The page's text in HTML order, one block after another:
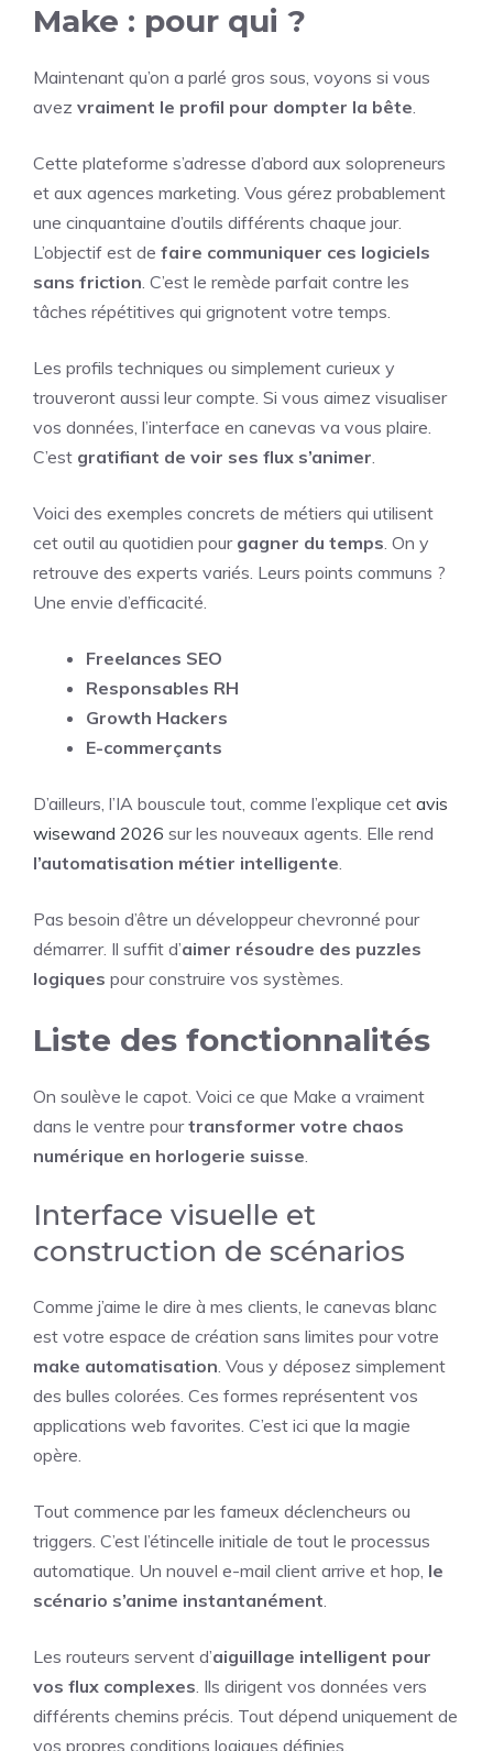
Make : pour qui ?
Maintenant qu’on a parlé gros sous, voyons si vous
avez vraiment le profil pour dompter la bête
Cette plateforme s’adresse d’abord aux solopreneurs
et aux agences marketing. Vous gérez probablement
une cinquantaine d’outils différents chaque jour.
L’objectif est de faire communiquer ces logiciels
sans friction . C’est le remède parfait contre les
tâches répétitives qui grignotent votre temps.
Les profils techniques ou simplement curieux y
trouveront aussi leur compte. Si vous aimez visualiser
vos données, l’interface en canevas va vous plaire.
C’est gratifiant de voir ses flux s’animer
Voici des exemples concrets de métiers qui utilisent
cet outil au quotidien pour gagner du temps . On y
retrouve des experts variés. Leurs points communs ?
Une envie d’efficacité.
Freelances SEO
Responsables RH
Growth Hackers
E-commerçants
D’ailleurs, l’IA bouscule tout, comme l’explique cet avis
wisewand 2026 sur les nouveaux agents. Elle rend
l’automatisation métier intelligente
Pas besoin d’être un développeur chevronné pour
démarrer. Il suffit d’aimer résoudre des puzzles
logiques pour construire vos systèmes.
Liste des fonctionnalités
On soulève le capot. Voici ce que Make a vraiment
dans le ventre pourtransformer votre chaos
numérique en horlogerie suisse
Interface visuelle et
construction de scénarios
Comme j’aime le dire à mes clients, le canevas blanc
est votre espace de création sans limites pour votre
make automatisation . Vous y déposez simplement
des bulles colorées. Ces formes représentent vos
applications web favorites. C’est ici que la magie
opère.
Tout commence par les fameux déclencheurs ou
triggers. C’est l’étincelle initiale de tout le processus
automatique. Un nouvel e-mail client arrive et hop, le
scénario s’anime instantanément
Les routeurs servent d’aiguillage intelligent pour
vos flux complexes . Ils dirigent vos données vers
différents chemins précis. Tout dépend uniquement de
vos propres conditions logiques définies.